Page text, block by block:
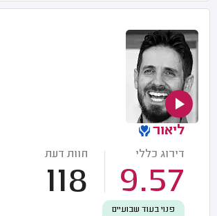
ליאור
דירוג כללי
9.57
חוות דעת
118
פנוי בעוד שבועיים